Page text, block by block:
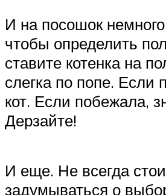
И на посошок
чтобы определить
ставите котенка на
слегка по попе. Если
кот. Если побежала,
Дерзайте!
И еще. Не всегда
задумываться о